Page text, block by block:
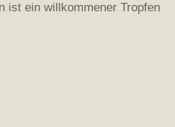
ist ein willkommener Tropfen